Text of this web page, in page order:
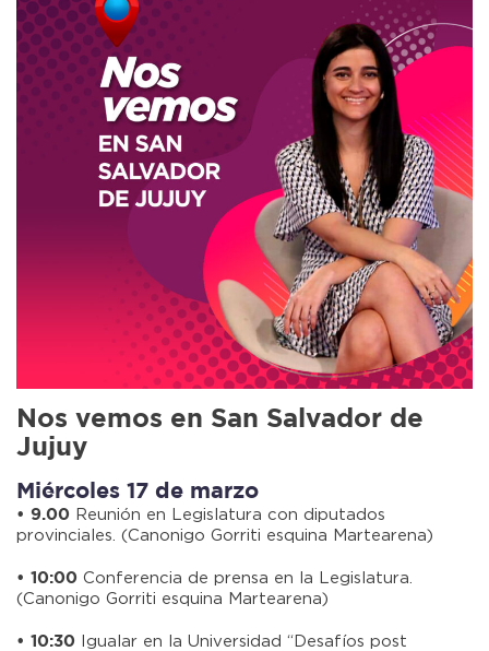
Nos vemos en San Salvador de
Jujuy
Miércoles 17 de marzo
• 9.00 Reunión en Legislatura con diputados
provinciales. (Canonigo Gorriti esquina Martearena)
• 10:00 Conferencia de prensa en la Legislatura.
(Canonigo Gorriti esquina Martearena)
• 10:30 Igualar en la Universidad “Desafíos post